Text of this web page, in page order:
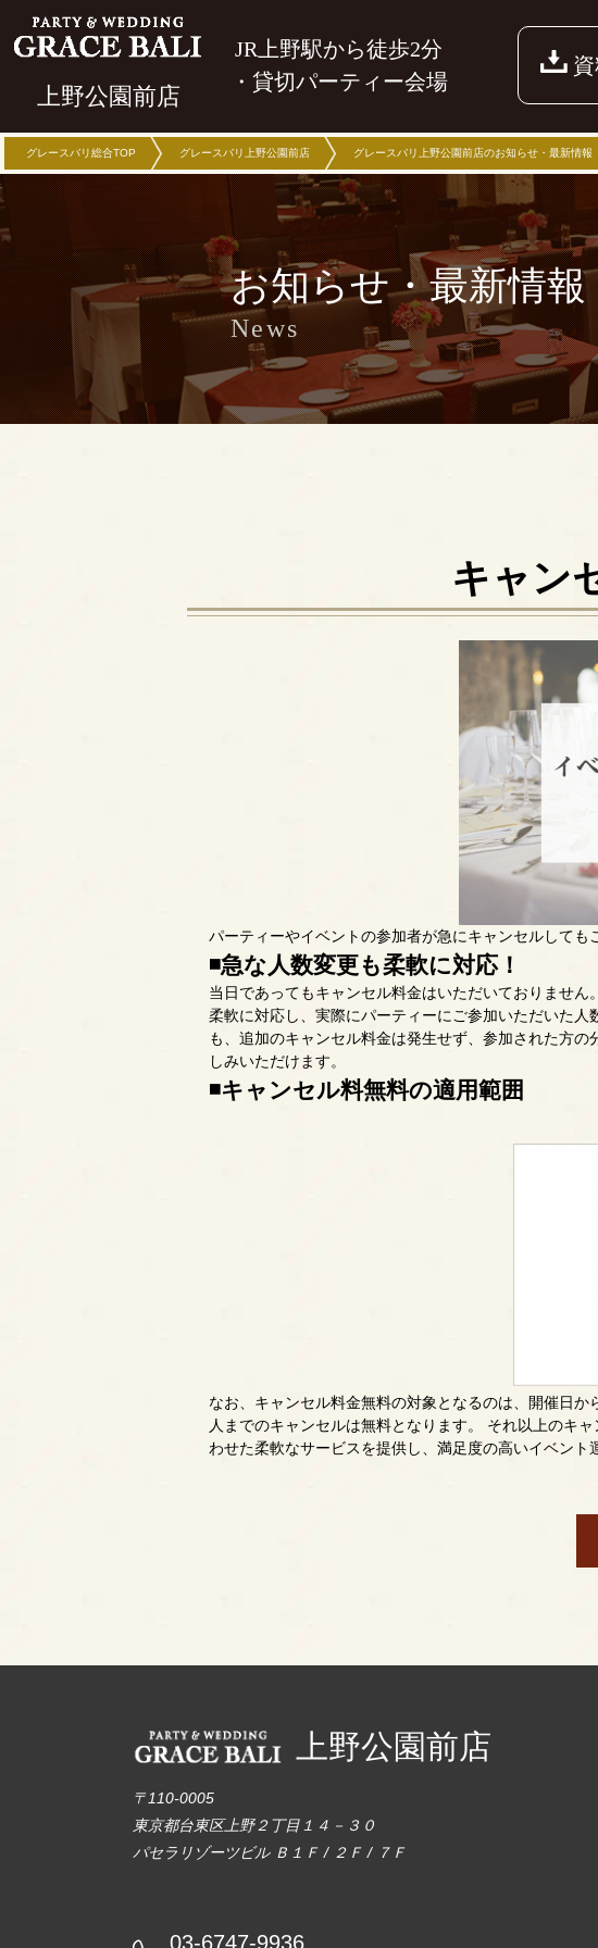
上野公園前店
JR上野駅から徒歩2分
・貸切パーティー会場
グレースバリ総合TOP グレースバリ上野公園前店 グレースバリ上野公園前店のお知らせ・最新情報
お知らせ・最新情報
News
キャン
パーティーやイベントの参加者が急にキャンセルしても
◾️急な人数変更も柔軟に対応！
当日であってもキャンセル料金はいただいておりませ
柔軟に対応し、実際にパーティーにご参加いただいた
も、追加のキャンセル料金は発生せず、参加された方
しみいただけます。
◾️キャンセル料無料の適用範囲
なお、キャンセル料金無料の対象となるのは、開催日
人までのキャンセルは無料となります。 それ以上のキ
わせた柔軟なサービスを提供し、満足度の高いイベン
上野公園前店
〒110-0005
東京都台東区上野２丁目１４－３０
パセラリゾーツビル Ｂ１Ｆ / ２Ｆ / ７Ｆ
03-6747-9936